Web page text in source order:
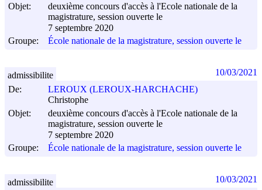
Objet:
deuxième concours d'accès à l'Ecole nationale de la
magistrature, session ouverte le
7 septembre 2020
Groupe:
École nationale de la magistrature, session ouverte le
De:
LEROUX (LEROUX-HARCHACHE)
Christophe
Objet:
deuxième concours d'accès à l'Ecole nationale de la
magistrature, session ouverte le
7 septembre 2020
Groupe:
École nationale de la magistrature, session ouverte le
admissibilite 10/03/2021
admissibilite 10/03/2021